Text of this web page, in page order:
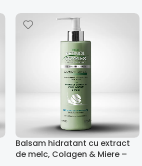
Balsam hidratant cu extract
de melc, Colagen & Miere –